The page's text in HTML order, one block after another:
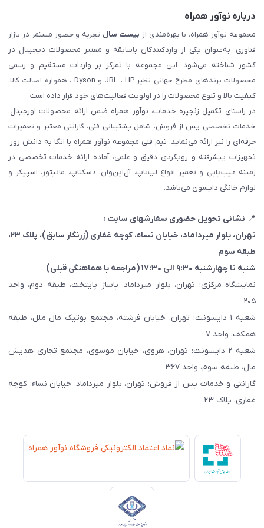
درباره نوآور همراه
مجموعه نوآور همراه، با بهره‌مندی از بیست سال تجربه و حضور مستمر در بازار
فناوری، به‌عنوان یکی از واردکنندگان باسابقه و معتبر محصولات دیجیتال در
کشور شناخته می‌شود. این مجموعه با تمرکز بر واردات مستقیم و رسمی
محصولات برندهای مطرح جهانی نظیر JBL ، HP و Dyson ، همواره اصالت کالا،
کیفیت بالا و تنوع محصولات را در اولویت فعالیت‌های خود قرار داده است.
در راستای تکمیل زنجیره خدمات، نوآور همراه ضمن ارائه محصولات اورجینال،
خدمات تخصصی پس از فروش، شامل پشتیبانی فنی، گارانتی معتبر و تعمیرات
حرفه‌ای را نیز ارائه می‌نماید. تیم فنی مجموعه نوآور همراه با اتکا به دانش روز،
تجهیزات پیشرفته و رویکردی دقیق و علمی، آماده ارائه خدمات تخصصی در
زمینه عیب‌یابی و تعمیر انواع لپ‌تاپ، آل‌این‌وان، دسکتاپ، مانیتور، اسپیکر و
لوازم خانگی دایسون می‌باشد.
📍 نشانی تحویل حضوری سفارشهای سایت :
تهران، بلوار میرداماد، خیابان نساء، کوچه غفاری (زرنگار سابق)
، پلاک ۲۳،
طبقه سوم
شنبه تا چهارشنبه ۹:۳۰ الی ۱۷:۳۰ (مراجعه با هماهنگی قبلی)
نمایشگاه مرکزی: تهران، بلوار میرداماد، پاساژ پایتخت، طبقه دوم، واحد
۲۰۵
شعبه ۱ دایسونت: تهران، خیابان فرشته، مجتمع بوتیک مال ملل، طبقه
همکف، واحد ۷
شعبه ۲ دایسونت: تهران، هروی، خیابان موسوی، مجتمع تجاری هدیش
مال، طبقه سوم، واحد ۳۶۷
گارانتی و خدمات پس از فروش: تهران، بلوار میرداماد، خیابان نساء، کوچه
غفاری، پلاک ۲۳